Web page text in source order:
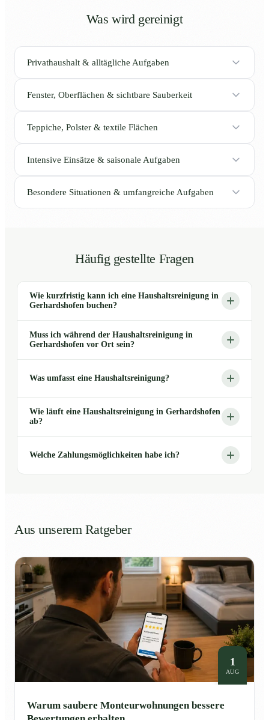
Was wird gereinigt
Privathaushalt & alltägliche Aufgaben
Fenster, Oberflächen & sichtbare Sauberkeit
Teppiche, Polster & textile Flächen
Intensive Einsätze & saisonale Aufgaben
Besondere Situationen & umfangreiche Aufgaben
Häufig gestellte Fragen
Wie kurzfristig kann ich eine Haushaltsreinigung in
Gerhardshofen buchen?
Muss ich während der Haushaltsreinigung in
Gerhardshofen vor Ort sein?
Was umfasst eine Haushaltsreinigung?
Wie läuft eine Haushaltsreinigung in Gerhardshofen
ab?
Welche Zahlungsmöglichkeiten habe ich?
Aus unserem Ratgeber
1
AUG
Warum saubere Monteurwohnungen bessere